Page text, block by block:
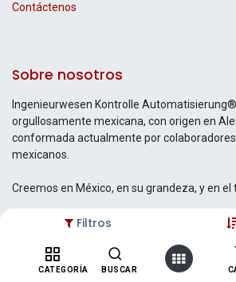
Filtros
CATEGORÍA BUSCAR
Contáctenos
Sobre nosotros
Ingenieurwesen Kontrolle
orgullosamente mexicana, con origen en
conformada actualmente por
mexicanos.
Creemos en México, en su grandeza, y en
Contáctenos